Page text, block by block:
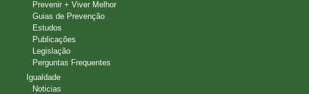
Prevenir + Viver Melhor
Guias de Prevenção
Estudos
Publicações
Legislação
Perguntas Frequentes
Igualdade
Noticias